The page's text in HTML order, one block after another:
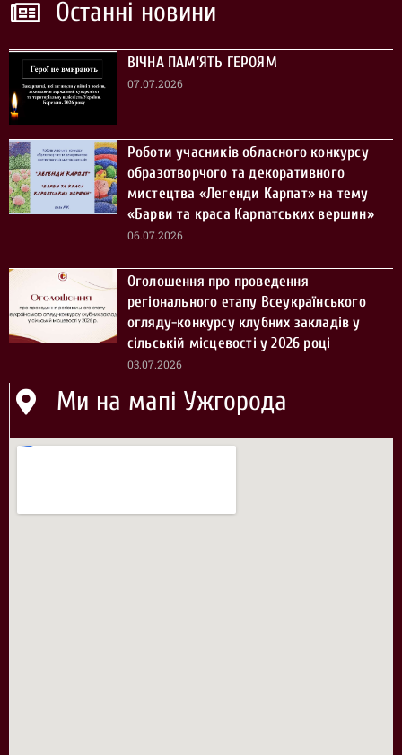
Останні новини
ВІЧНА ПАМ’ЯТЬ ГЕРОЯМ
07.07.2026
Роботи учасників обласного конкурсу
образотворчого та декоративного
мистецтва «Легенди Карпат» на тему
«Барви та краса Карпатських вершин»
06.07.2026
Оголошення про проведення
регіонального етапу Всеукраїнського
огляду-конкурсу клубних закладів у
сільській місцевості у 2026 році
03.07.2026
Ми на мапі Ужгорода